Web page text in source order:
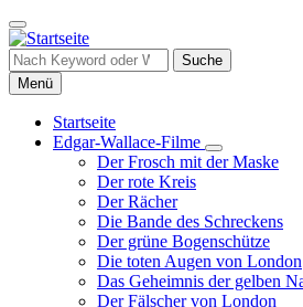
Direkt
zum
Inhalt
Suche
Menü
Hauptnavigation
Startseite
Edgar-Wallace-Filme
von
Filme
Der Frosch mit der Maske
Der rote Kreis
Der Rächer
Die Bande des Schreckens
Der grüne Bogenschütze
Die toten Augen von London
Das Geheimnis der gelben
Der Fälscher von London